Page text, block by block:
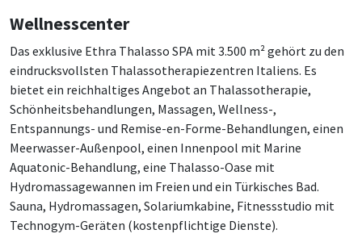
Wellnesscenter
Das exklusive Ethra Thalasso SPA mit 3.500 m² gehört zu den
eindrucksvollsten Thalassotherapiezentren Italiens. Es
bietet ein reichhaltiges Angebot an Thalassotherapie,
Schönheitsbehandlungen, Massagen, Wellness-,
Entspannungs- und Remise-en-Forme-Behandlungen, einen
Meerwasser-Außenpool, einen Innenpool mit Marine
Aquatonic-Behandlung, eine Thalasso-Oase mit
Hydromassagewannen im Freien und ein Türkisches Bad.
Sauna, Hydromassagen, Solariumkabine, Fitnessstudio mit
Technogym-Geräten (kostenpflichtige Dienste).